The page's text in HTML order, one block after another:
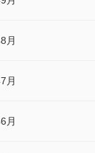
月
月
月